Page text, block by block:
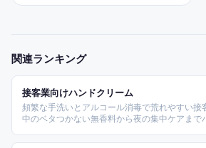
関連ランキング
接客業向けハンドクリーム
頻繁な手洗いとアルコール消毒で荒れやすい接
中のベタつかない無香料から夜の集中ケアまで